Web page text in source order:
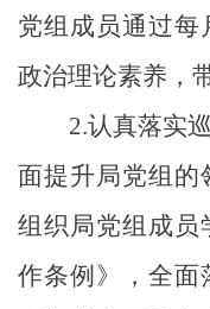
党组成员通过
政治理论素养，
2.认真落实
面提升局党组的
组织局党组成员
作条例》，全面